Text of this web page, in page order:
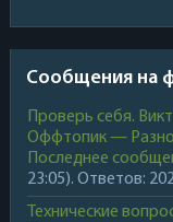
Сообщения на
Проверь себя.
Оффтопик —
Последнее
23:05). Ответов:
Технические